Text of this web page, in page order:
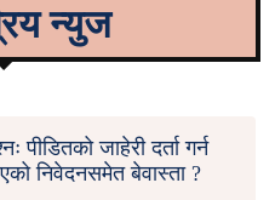
न्युज
पीडितको जाहेरी दर्ता गर्न
निवेदनसमेत बेवास्ता ?